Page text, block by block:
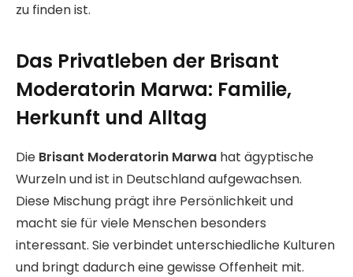
zu finden ist.
Das Privatleben der Brisant
Moderatorin Marwa: Familie,
Herkunft und Alltag
Die Brisant Moderatorin Marwa hat ägyptische
Wurzeln und ist in Deutschland aufgewachsen.
Diese Mischung prägt ihre Persönlichkeit und
macht sie für viele Menschen besonders
interessant. Sie verbindet unterschiedliche Kulturen
und bringt dadurch eine gewisse Offenheit mit.